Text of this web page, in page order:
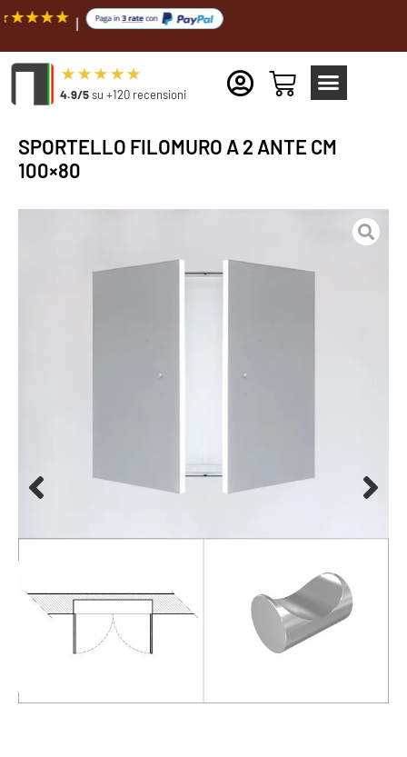
4.9/5su +120 recensioni
SPORTELLO FILOMURO A 2 ANTE CM
100×80